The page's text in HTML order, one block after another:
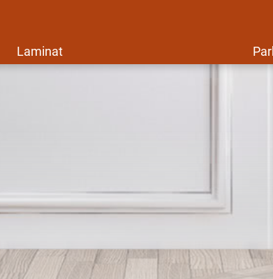
Laminat